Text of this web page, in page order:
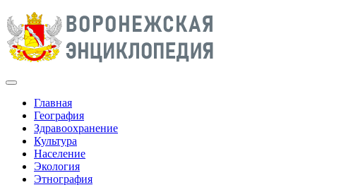
Главная
География
Здравоохранение
Культура
Население
Экология
Этнография